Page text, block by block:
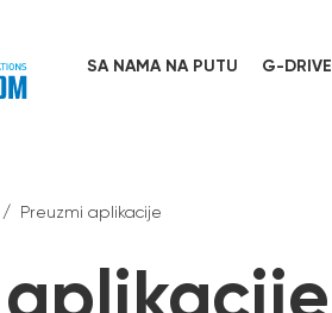
SA NAMA NA PUTU G-DRIVE
/ Preuzmi aplikacije